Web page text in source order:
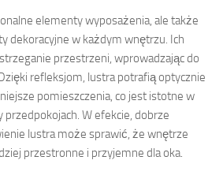
elementy wyposażenia, ale także
dekoracyjne w każdym wnętrzu. Ich
przestrzeni, wprowadzając do
refleksjom, lustra potrafią optycznie
pomieszczenia, co jest istotne w
przedpokojach. W efekcie, dobrze
lustra może sprawić, że wnętrze
przestronne i przyjemne dla oka.